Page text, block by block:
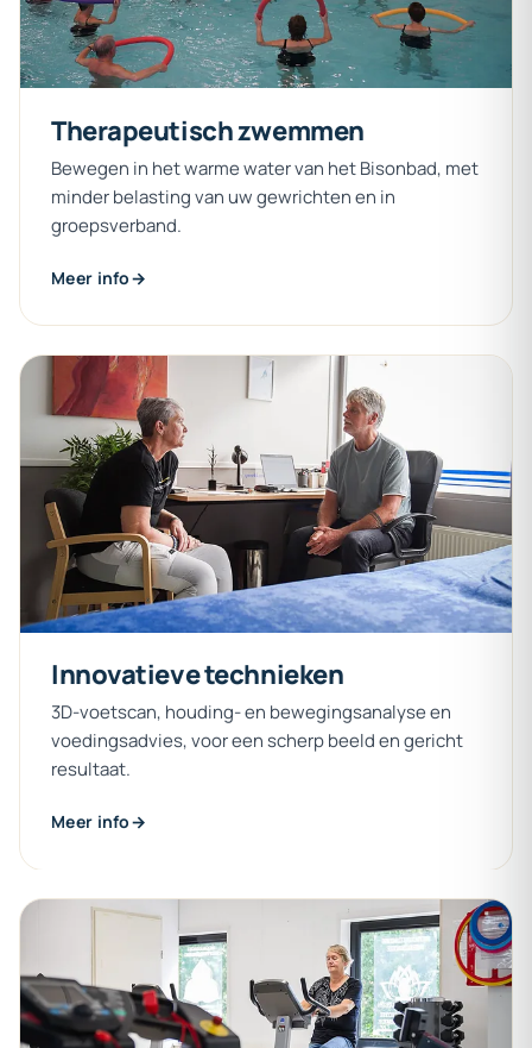
Therapeutischzwemmen
Bewegen in het warme water van het Bisonbad, met
minder belasting van uw gewrichten en in
groepsverband.
Meer info
Innovatievetechnieken
3D-voetscan, houding- en bewegingsanalyse en
voedingsadvies, voor een scherp beeld en gericht
resultaat.
Meer info